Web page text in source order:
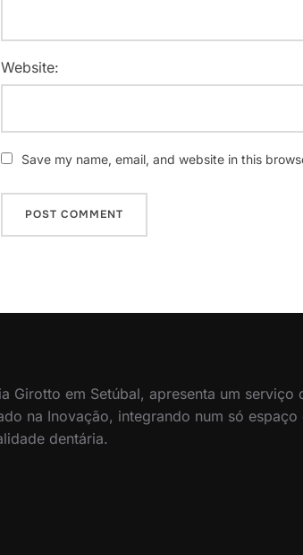
Website:
Save my name, email, and website in this
Girotto em Setúbal, apresenta um serviço
na Inovação, integrando num só espaço
dentária.